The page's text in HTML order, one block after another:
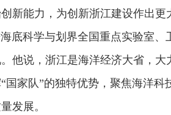
新能力，为创新浙江建设作出更
科学与划界全国重点实验室、
他说，浙江是海洋经济大省，
国家队”的独特优势，聚焦海洋
发展。